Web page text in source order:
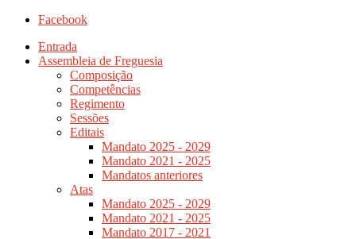
Facebook
Entrada
Assembleia de Freguesia
Composição
Competências
Regimento
Sessões
Editais
Mandato 2025 - 2029
Mandato 2021 - 2025
Mandatos anteriores
Atas
Mandato 2025 - 2029
Mandato 2021 - 2025
Mandato 2017 - 2021